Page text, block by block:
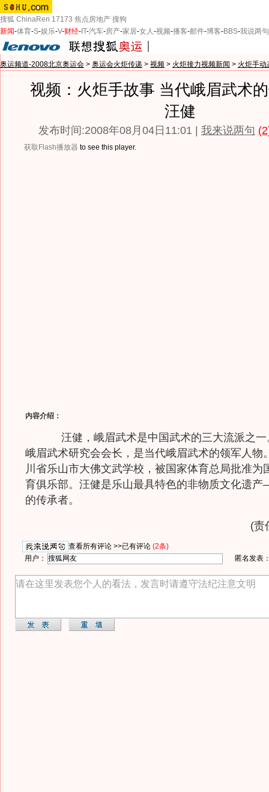
搜狐 ChinaRen 17173 焦点房地产 搜狗
新闻-体育-S-娱乐-V-财经- IT-汽车-房产-家居-女人-视频-播客-邮件-博客-BBS-我说两句
奥运频道-2008北京奥运会 > 奥运会火炬传递 > 视频 > 火炬接力视频新闻 > 火炬手动
视频：火炬手故事 当代峨眉武术
汪健
发布时间:2008年08月04日11:01 | 我来说两句
获取Flash播放器 to see this player.
内容介绍：
汪健，峨眉武术是中国武术的三大流派之一
峨眉武术研究会会长，是当代峨眉武术的领军人物
川省乐山市大佛文武学校，被国家体育总局批准为
育俱乐部。汪健是乐山最具特色的非物质文化遗
的传承者。
(责
查看所有评论 >>已有评论 (2条)
用户：
匿名发表